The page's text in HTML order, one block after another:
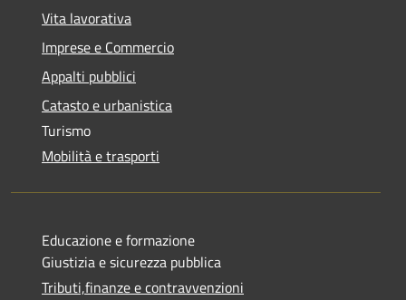
Vita lavorativa
Imprese e Commercio
Appalti pubblici
Catasto e urbanistica
Turismo
Mobilità e trasporti
Educazione e formazione
Giustizia e sicurezza pubblica
Tributi,finanze e contravvenzioni